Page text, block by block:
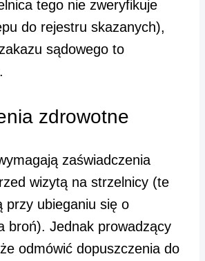
tego nie zweryfikuje
do rejestru skazanych),
sądowego to
zdrowotne
zaświadczenia
wizytą na strzelnicy (te
przy ubieganiu się o
broń). Jednak prowadzący
odmówić dopuszczenia do